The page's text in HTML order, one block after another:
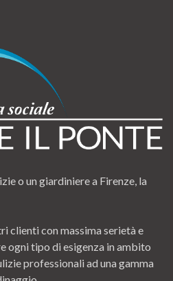
o un giardiniere a Firenze, la
clienti con massima serietà e
ogni tipo di esigenza in ambito
professionali ad una gamma